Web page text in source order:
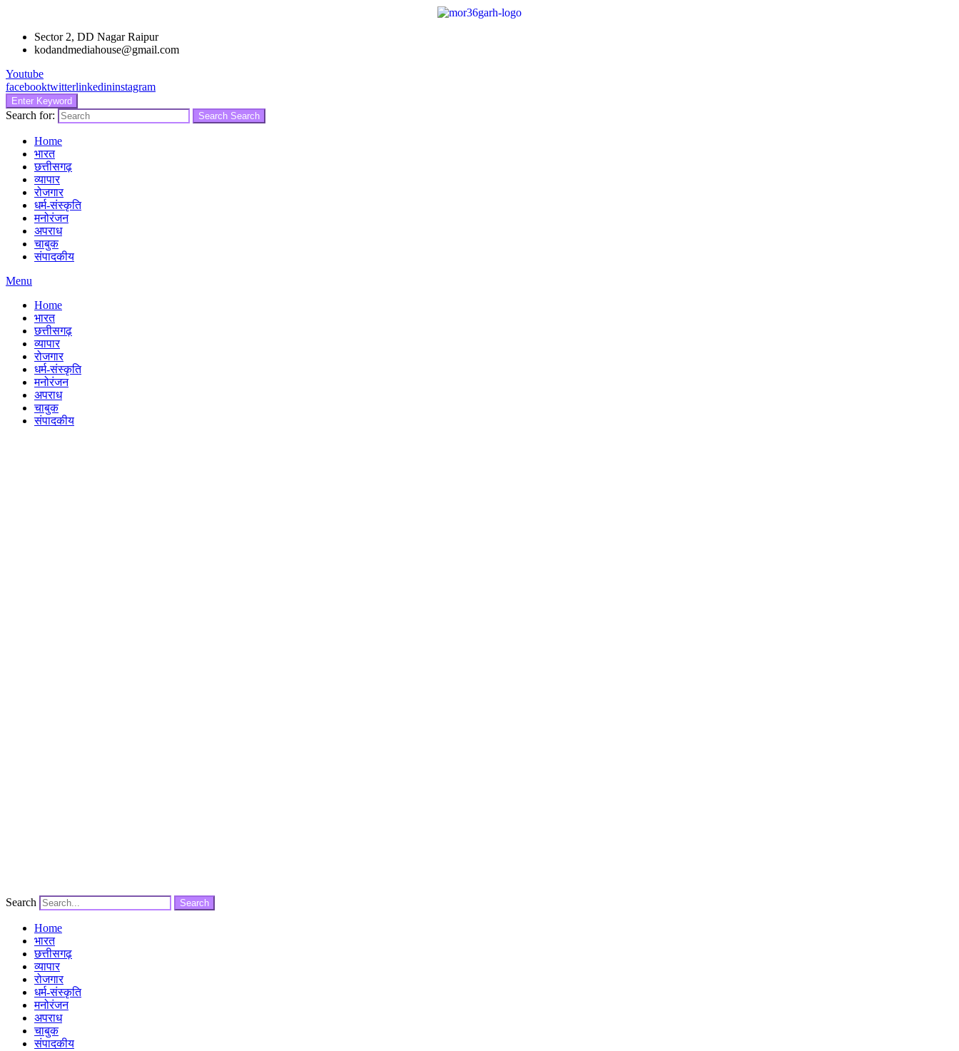
Sector 2, DD Nagar Raipur
kodandmediahouse@gmail.com
Youtube
facebooktwitterlinkedininstagram
Enter Keyword
Search for: Search Search
Home
भारत
छत्तीसगढ़
व्यापार
रोजगार
धर्म-संस्कृति
मनोरंजन
अपराध
चाबुक
संपादकीय
Menu
Home
भारत
छत्तीसगढ़
व्यापार
रोजगार
धर्म-संस्कृति
मनोरंजन
अपराध
चाबुक
संपादकीय
Search Search
Home
भारत
छत्तीसगढ़
व्यापार
रोजगार
धर्म-संस्कृति
मनोरंजन
अपराध
चाबुक
संपादकीय